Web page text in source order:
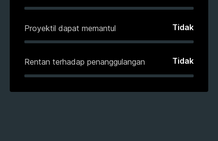
Proyektil dapat memantul Tidak
Rentan terhadap penanggulangan Tidak